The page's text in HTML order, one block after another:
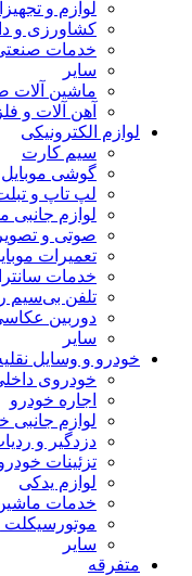
لوازم و
کشاورزی و
خدمات
سایر
ماشین آلات
آهن آلات و
لوازم الکترونیکی
سیم کارت
گوشی موبایل
لپ تاپ و
لوازم جانبی
صوتی و
تعمیرات
خدمات
تلفن بی‌سیم
دوربین
سایر
خودرو و وسایل
خودروی
اجاره خودرو
لوازم جانبی
دزدگیر و
تزئینات
لوازم یدکی
خدمات
موتورسیکلت
سایر
متفرقه